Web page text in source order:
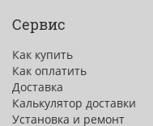
Сервис
Как купить
Как оплатить
Доставка
Калькулятор доставки
Установка и ремонт